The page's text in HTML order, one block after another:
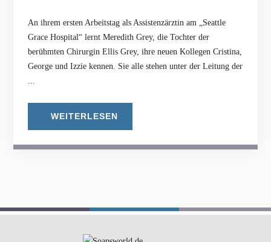
An ihrem ersten Arbeitstag als Assistenzärztin am „Seattle
Grace Hospital“ lernt Meredith Grey, die Tochter der
berühmten Chirurgin Ellis Grey, ihre neuen Kollegen Cristina,
George und Izzie kennen. Sie alle stehen unter der Leitung der
WEITERLESEN